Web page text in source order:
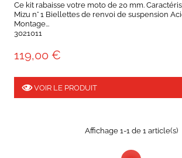
Ce kit rabaisse votre moto de 20 mm.
Mizu n° 1 Biellettes de renvoi de suspension
Montage...
3021011
119,00 €
VOIR LE PRODUIT
Affichage 1-1 de 1 article(s)